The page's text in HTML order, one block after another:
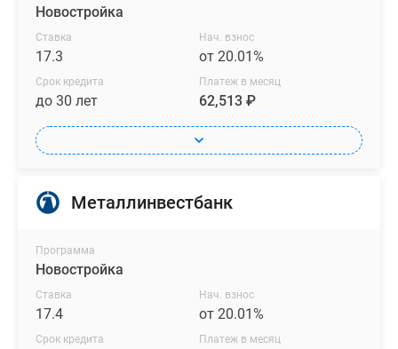
Новостройка
Ставка
17.3
Нач. взнос
от 20.01%
Срок кредита
до 30 лет
Платеж в месяц
62,513 ₽
Металлинвестбанк
Программа
Новостройка
Ставка
17.4
Нач. взнос
от 20.01%
Срок кредита Платеж в месяц